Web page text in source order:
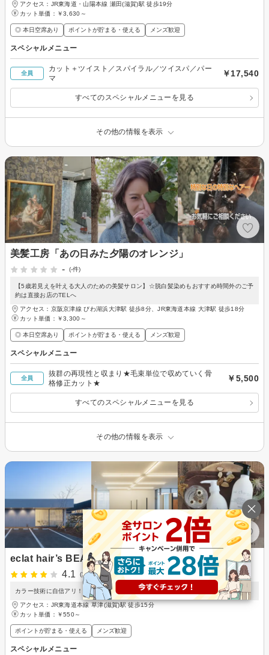
アクセス：JR東海道・山陽本線 瀬田(滋賀)駅 徒歩19分
カット単価： ￥3,630～
◎ 本日空席あり ポイントが貯まる・使える メンズ歓迎
スペシャルメニュー
全員
カット＋ツイスト／スパイラル／ツイスパ／パー
マ
￥17,540
すべてのスペシャルメニューを見る
その他の情報を表示
美髪工房「あの日みた夕陽のオレンジ」
-
(-件)
【5歳若見えを叶える大人のための美髪サロン】☆脱白髪染めもおすすめ時間外のご予
約は直接お店のTELへ
アクセス：京阪京津線 びわ湖浜大津駅 徒歩8分、JR東海道本線 大津駅 徒歩18分
カット単価： ￥3,300～
◎ 本日空席あり ポイントが貯まる・使える メンズ歓迎
スペシャルメニュー
全員
抜群の再現性と収まり★毛束単位で収めていく骨
格修正カット★
￥5,500
すべてのスペシャルメニューを見る
その他の情報を表示
eclat hair’s BEAU group
4.1
(10件)
カラー技術に自信アリ！若い女性から高評価☆駐車場完備でクレジットカードもOK。
アクセス：JR東海道本線 草津(滋賀)駅 徒歩15分
カット単価： ￥550～
ポイントが貯まる・使える メンズ歓迎
スペシャルメニュー